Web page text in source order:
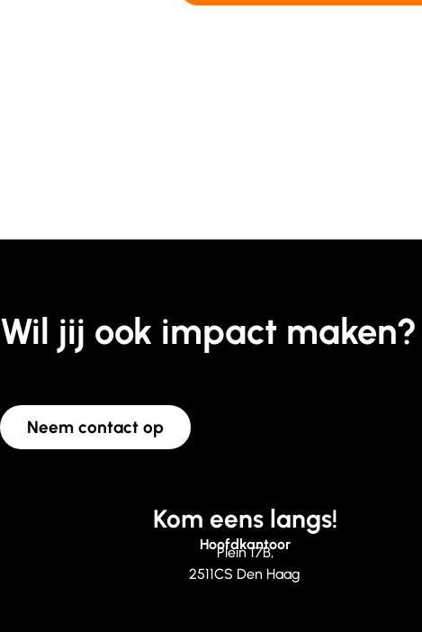
Wil jij ook impact maken?
Neem contact op
Kom eens langs!
Hoofdkantoor
Plein 17B,
2511CS Den Haag